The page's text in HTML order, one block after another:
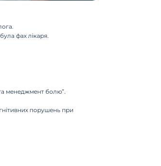
фах лікаря.
менеджмент болю”.
порушень при